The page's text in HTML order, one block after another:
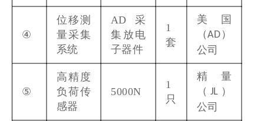
④
位移测
量采集
系统
AD 采
集放电
子器件
1
套
美国
（AD ）
公司
⑤
高精度
负荷传
感器
5000N
1
只
精量
（ JL ）
公司